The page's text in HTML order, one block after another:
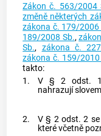
Zákon č. 563/2004
změně některých
zákona č. 179/2006
189/2008 Sb.,
Sb., zákona č.
zákona č. 159/2010
takto:
1.
V § 2 odst. 1
nahrazují
2.
V § 2 odst. 2
které včetně